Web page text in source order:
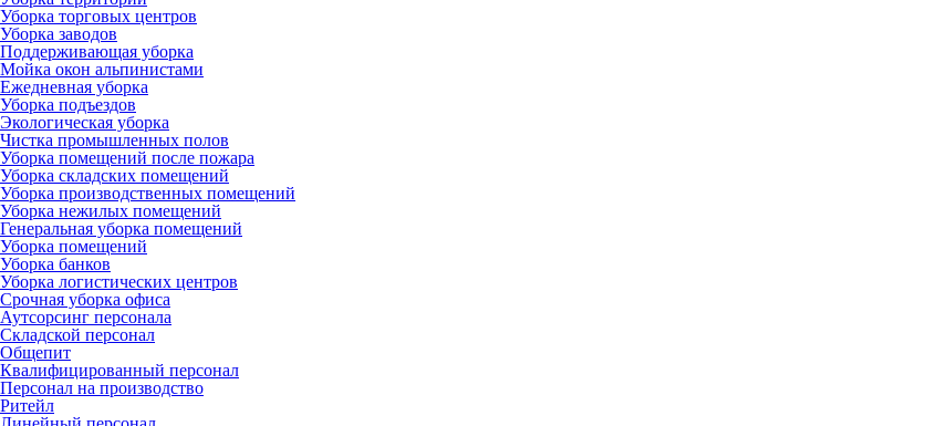
Уборка торговых центров
Уборка заводов
Поддерживающая уборка
Мойка окон альпинистами
Ежедневная уборка
Уборка подъездов
Экологическая уборка
Чистка промышленных полов
Уборка помещений после пожара
Уборка складских помещений
Уборка производственных помещений
Уборка нежилых помещений
Генеральная уборка помещений
Уборка помещений
Уборка банков
Уборка логистических центров
Срочная уборка офиса
Аутсорсинг персонала
Складской персонал
Общепит
Квалифицированный персонал
Персонал на производство
Ритейл